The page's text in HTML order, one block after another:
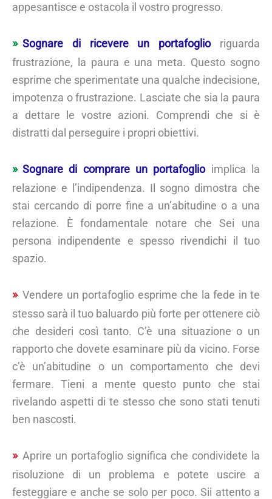
appesantisce e ostacola il vostro progresso.
Sognare di ricevere un portafoglioriguarda
frustrazione, la paura e una meta. Questo sogno
esprime che sperimentate una qualche indecisione,
impotenza o frustrazione. Lasciate che sia la paura
a dettare le vostre azioni. Comprendi che si è
distratti dal perseguire i propri obiettivi.
Sognare di comprare un portafoglioimplica la
relazione e l’indipendenza. Il sogno dimostra che
stai cercando di porre fine a un’abitudine o a una
relazione. È fondamentale notare che Sei una
persona indipendente e spesso rivendichi il tuo
spazio.
Vendere un portafoglio esprime che la fede in te
stesso sarà il tuo baluardo più forte per ottenere ciò
che desideri così tanto. C’è una situazione o un
rapporto che dovete esaminare più da vicino. Forse
c’è un’abitudine o un comportamento che devi
fermare. Tieni a mente questo punto che stai
rivelando aspetti di te stesso che sono stati tenuti
ben nascosti.
Aprire un portafoglio significa che condividete la
risoluzione di un problema e potete uscire a
festeggiare e anche se solo per poco. Sii attento a